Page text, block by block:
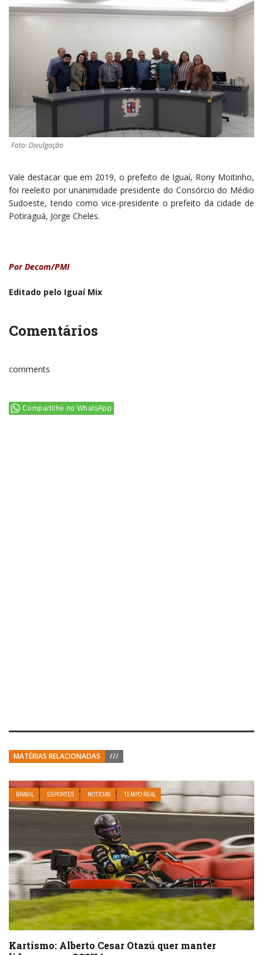
Foto: Divulgação
Vale destacar que em 2019, o prefeito de Iguaí, Rony Moitinho,
foi reeleito por unanimidade presidente do Consórcio do Médio
Sudoeste, tendo como vice-presidente o prefeito da cidade de
Potiraguá, Jorge Cheles.
Por Decom/PMI
Editado pelo Iguaí Mix
Comentários
comments
Compartilhe no WhatsApp
MATÉRIAS RELACIONADAS ///
BRASIL ESPORTES NOTÍCIAS TEMPO REAL
Kartismo: Alberto Cesar Otazú quer manter